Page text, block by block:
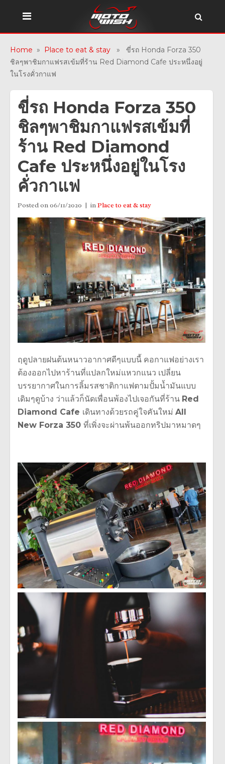
Home » Place to eat & stay » ขี่รถ Honda Forza 350
ชิลๆพาชิมกาแฟรสเข้มที่ร้าน Red Diamond Cafe ประหนึ่งอยู่
ในโรงคั่วกาแฟ
ขี่รถ Honda Forza 350
ชิลๆพาชิมกาแฟรสเข้มที่
ร้าน Red Diamond
Cafe ประหนึ่งอยู่ในโรง
คั่วกาแฟ
Posted on06/11/2020 inPlace to eat & stay
ฤดูปลายฝนต้นหนาวอากาศดีๆแบบนี้ คอกาแฟอย่างเรา
ต้องออกไปหาร้านที่แปลกใหม่แหวกแนว เปลี่ยน
บรรยากาศในการลิ้มรสชาติกาแฟตามปั้มน้ำมันแบบ
เดิมๆดูบ้าง ว่าแล้วก็นัดเพื่อนพ้องไปเจอกันที่ร้าน Red
Diamond Cafe เดินทางด้วยรถคู่ใจคันใหม่ All
New Forza 350 ที่เพิ่งจะผ่านพ้นออกทริปมาหมาดๆ